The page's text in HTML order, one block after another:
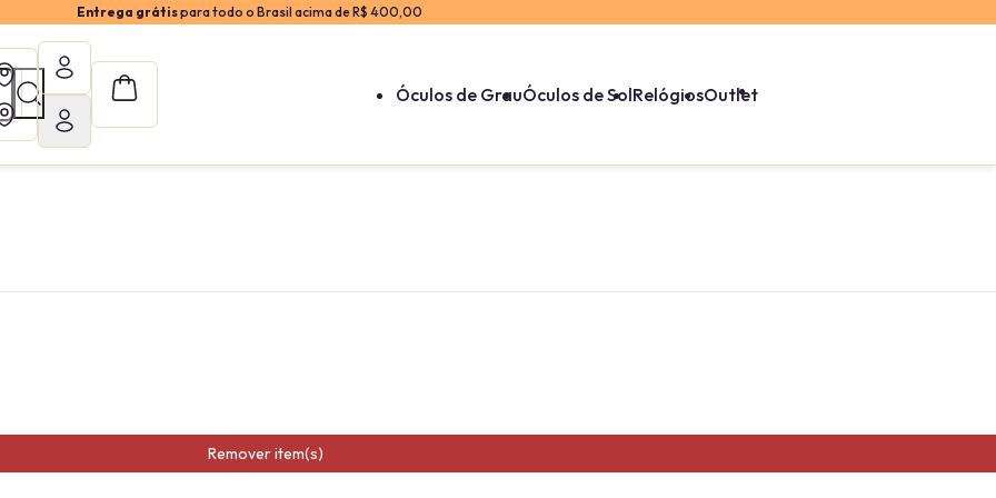
Entrega grátispara todo o Brasil acima de R$ 400,00
Óculos de GrauÓculos de SolRelógiosOutlet
Remover item(s)